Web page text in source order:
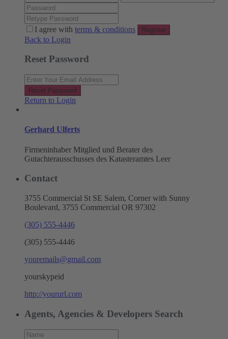
I agree with terms & conditions Register
Back to Login
Reset Password
Reset Password
Return to Login
Gerhard Ulferts
Firmeninhaber Mitglied und Berater des
Gutachterausschusses des Katasteramtes Leer
Contact
3755 Commercial St SE Salem, Corner with Sunny
Boulevard, 3755 Commercial OR 97302
(305) 555-4446
(305) 555-4446
youremails@gmail.com
yourskypeid
http://yoururl.com
Agents, Agencies & Developers Search